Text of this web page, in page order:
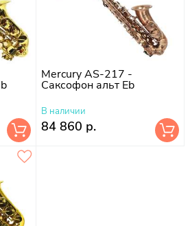
Mercury AS-217 -
Саксофон альт Eb
В наличии
84 860 р.